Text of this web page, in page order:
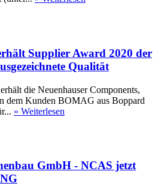
Supplier Award 2020 der
Qualität
die Neuenhauser Components,
dem Kunden BOMAG aus Boppard
» Weiterlesen
GmbH - NCAS jetzt